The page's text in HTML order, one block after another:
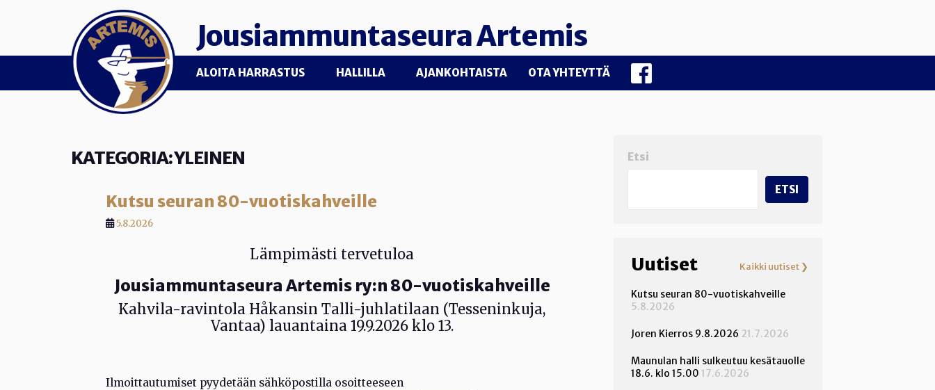
Jousiammuntaseura Artemis
ALOITA HARRASTUS HALLILLA AJANKOHTAISTA OTA YHTEYTTÄ
KATEGORIA:YLEINEN
Kutsu seuran 80-vuotiskahveille
5.8.2026
Lämpimästi tervetuloa
Jousiammuntaseura Artemis ry:n 80-vuotiskahveille
Kahvila-ravintola Håkansin Talli-juhlatilaan (Tesseninkuja,
Vantaa) lauantaina 19.9.2026 klo 13.
Ilmoittautumiset pyydetään sähköpostilla osoitteeseen
Etsi
ETSI
Uutiset Kaikki uutiset ❯
Kutsu seuran 80-vuotiskahveille
5.8.2026
Joren Kierros 9.8.2026 21.7.2026
Maunulan halli sulkeutuu kesätauolle
18.6. klo 15.00 17.6.2026